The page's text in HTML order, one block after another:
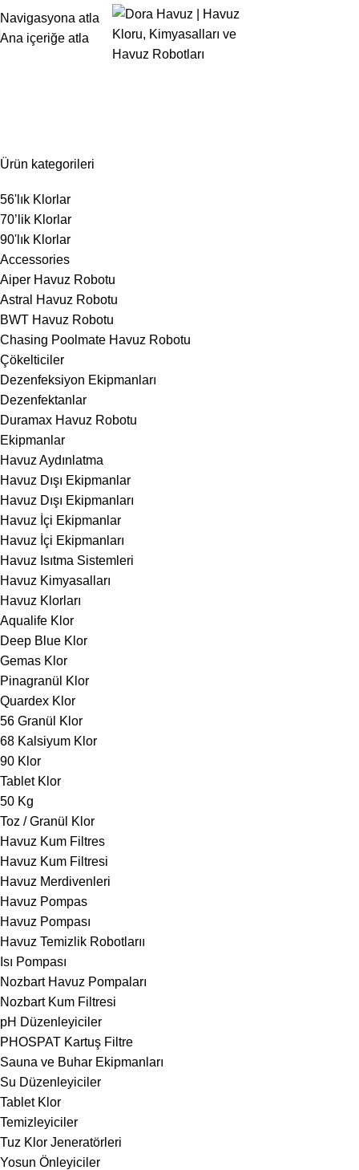
Navigasyona atla
Ana içeriğe atla
Ürün kategorileri
56'lık Klorlar
70’lik Klorlar
90'lık Klorlar
Accessories
Aiper Havuz Robotu
Astral Havuz Robotu
BWT Havuz Robotu
Chasing Poolmate Havuz Robotu
Çökelticiler
Dezenfeksiyon Ekipmanları
Dezenfektanlar
Duramax Havuz Robotu
Ekipmanlar
Havuz Aydınlatma
Havuz Dışı Ekipmanlar
Havuz Dışı Ekipmanları
Havuz İçi Ekipmanlar
Havuz İçi Ekipmanları
Havuz Isıtma Sistemleri
Havuz Kimyasalları
Havuz Klorları
Aqualife Klor
Deep Blue Klor
Gemas Klor
Pinagranül Klor
Quardex Klor
56 Granül Klor
68 Kalsiyum Klor
90 Klor
Tablet Klor
50 Kg
Toz / Granül Klor
Havuz Kum Filtres
Havuz Kum Filtresi
Havuz Merdivenleri
Havuz Pompas
Havuz Pompası
Havuz Temizlik Robotlarıı
Isı Pompası
Nozbart Havuz Pompaları
Nozbart Kum Filtresi
pH Düzenleyiciler
PHOSPAT Kartuş Filtre
Sauna ve Buhar Ekipmanları
Su Düzenleyiciler
Tablet Klor
Temizleyiciler
Tuz Klor Jeneratörleri
Yosun Önleyiciler